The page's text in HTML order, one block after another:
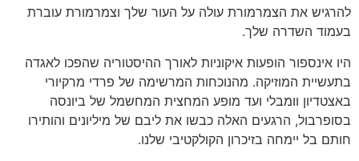
להרגיש את הצמרמורת עולה על העור שלך וצמרמורת עוברת
בעמוד השדרה שלך.
היו אינספור הופעות איקוניות לאורך ההיסטוריה שהפכו לאגדה
בתעשיית המוזיקה. מהנוכחות המרשימה של פרדי מרקיורי
באצטדיון וומבלי ועד מופע המחצית המחשמל של ביונסה
בסופרבול, הרגעים האלה כבשו את ליבם של מיליונים והותירו
חותם בל יימחה בזיכרון הקולקטיבי שלנו.